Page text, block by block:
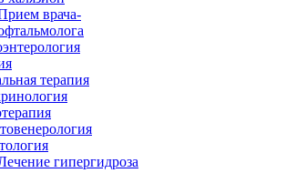
врача-
терапия
гипергидроза